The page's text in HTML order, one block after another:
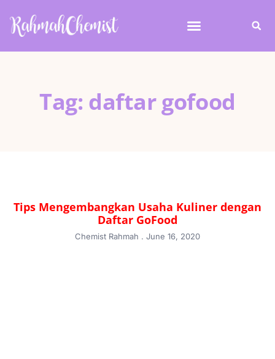
Tag: daftar gofood
Tips Mengembangkan Usaha Kuliner dengan
Daftar GoFood
Chemist Rahmah June 16, 2020